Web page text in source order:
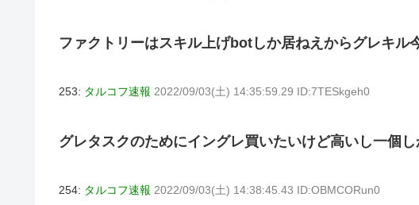
ファクトリーはスキル上げbotしか居ねえからグレキル
253: タルコフ速報 2022/09/03(土) 14:35:59.29 ID:7TESkgeh0
グレタスクのためにイングレ買いたいけど高いし一個
254: タルコフ速報 2022/09/03(土) 14:38:45.43 ID:OBMCORun0